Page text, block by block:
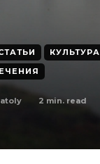
КУЛЬТУРА
2 min. read